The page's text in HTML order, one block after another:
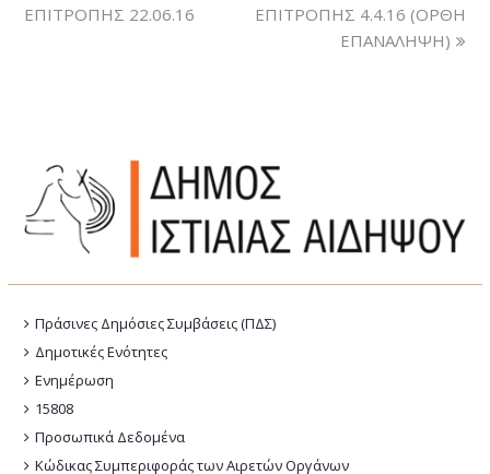
ΕΠΙΤΡΟΠΗΣ 22.06.16
ΕΠΙΤΡΟΠΗΣ 4.4.16 (ΟΡΘΗ
ΕΠΑΝΑΛΗΨΗ)
Πράσινες Δημόσιες Συμβάσεις (ΠΔΣ)
Δημοτικές Ενότητες
Ενημέρωση
15808
Προσωπικά Δεδομένα
Κώδικας Συμπεριφοράς των Αιρετών Οργάνων